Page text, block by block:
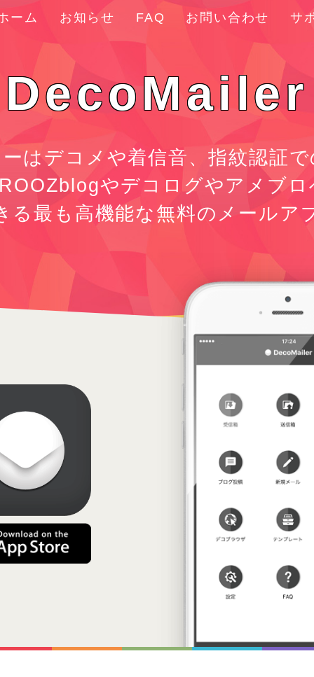
ーム お知らせ FAQ お問い合わせ サ
DecoMailer
はデコメや着信音、指紋認証
やデコログやアメブ
る最も高機能な無料のメールア